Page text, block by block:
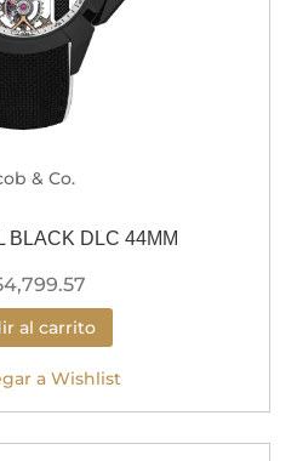
& Co.
BLACK DLC 44MM
al carrito
a Wishlist